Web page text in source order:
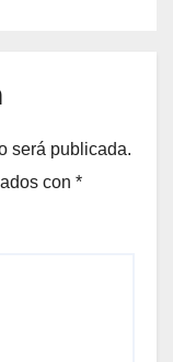
será publicada.
con *